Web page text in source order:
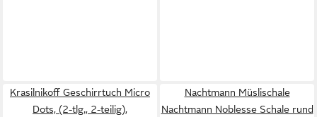
Krasilnikoff Geschirrtuch Micro
Dots, (2-tlg., 2-teilig),
Nachtmann Müslischale
Nachtmann Noblesse Schale rund